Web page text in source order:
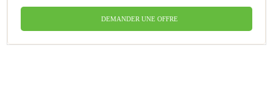
DEMANDER UNE OFFRE